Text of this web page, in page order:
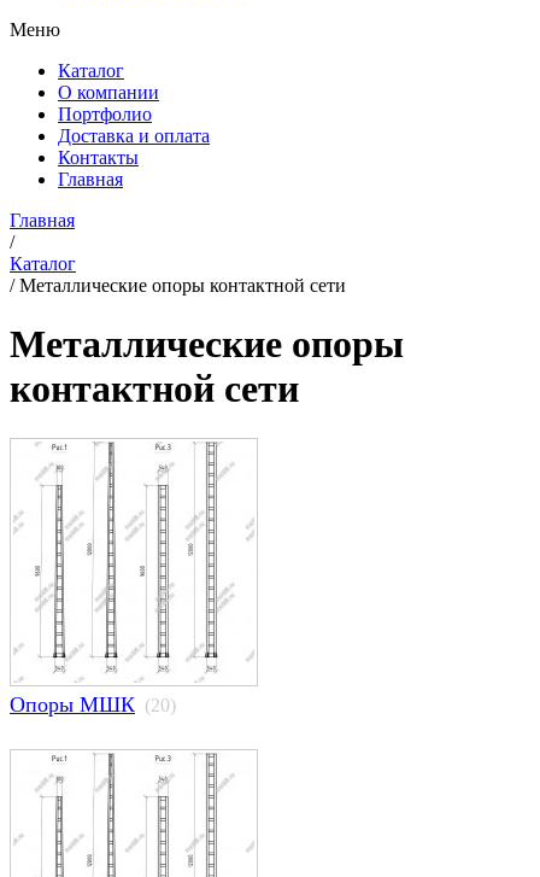
Меню
Каталог
О компании
Портфолио
Доставка и оплата
Контакты
Главная
Главная
/
Каталог
/Металлические опоры контактной сети
Металлические опоры
контактной сети
Опоры МШК (20)